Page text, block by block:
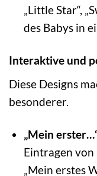
„Little Star“,
des Babys in
Interaktive und
Diese Designs
besonderer.
„Mein
Eintragen von
„Mein erstes